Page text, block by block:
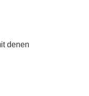
denen